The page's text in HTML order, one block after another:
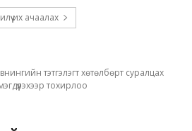
илүү их ачаалах